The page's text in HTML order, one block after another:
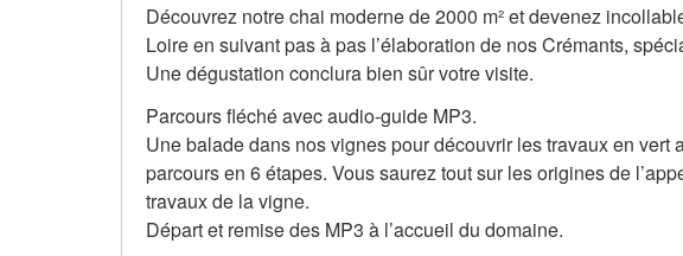
Découvrez notre chai moderne de 2000 m² et devenez
Loire en suivant pas à pas l’élaboration de nos Crémants,
Une dégustation conclura bien sûr votre visite.
Parcours fléché avec audio-guide MP3.
Une balade dans nos vignes pour découvrir les travaux en vert
parcours en 6 étapes. Vous saurez tout sur les origines de
travaux de la vigne.
Départ et remise des MP3 à l’accueil du domaine.